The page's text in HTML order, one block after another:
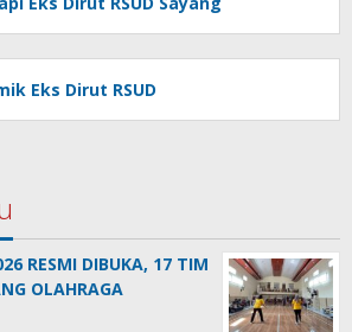
Eks Dirut RSUD
RESMI DIBUKA, 17 TIM
OLAHRAGA